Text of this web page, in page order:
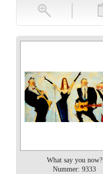
toevoegen
What say you now?
Nummer: 9333